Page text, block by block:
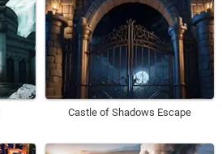
Castle of Shadows Escape